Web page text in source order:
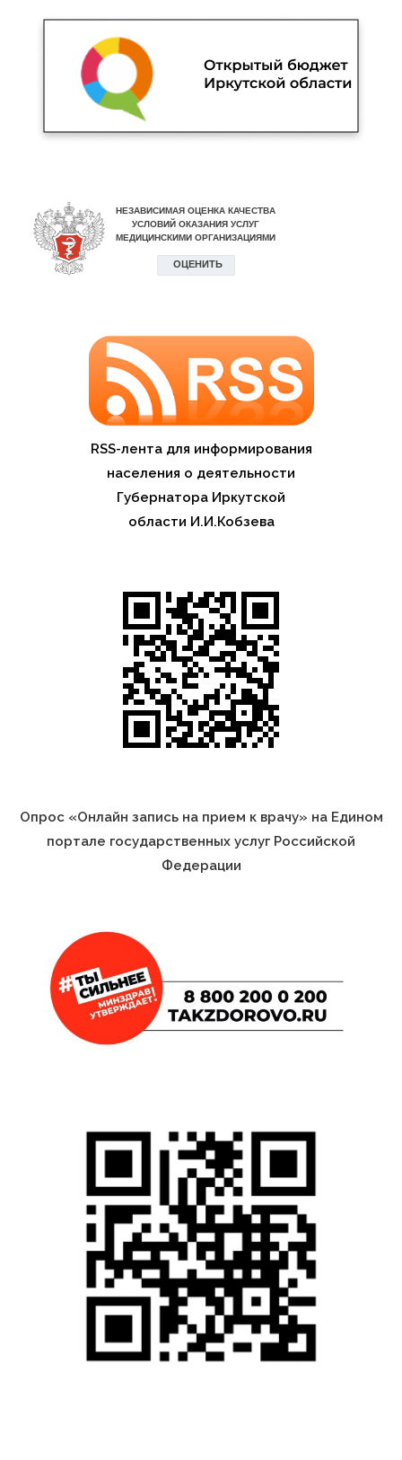
RSS-лента для информирования
населения о деятельности
Губернатора Иркутской
области И.И.Кобзева
Опрос «Онлайн запись на прием к врачу» на Едином
портале государственных услуг Российской
Федерации